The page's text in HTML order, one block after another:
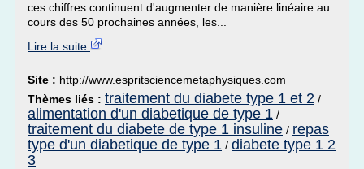
ces chiffres continuent d'augmenter de manière linéaire au
cours des 50 prochaines années, les...
Lire la suite
Site : http://www.espritsciencemetaphysiques.com
Thèmes liés : traitement du diabete type 1 et 2 /
alimentation d'un diabetique de type 1 /
traitement du diabete de type 1 insuline / repas
type d'un diabetique de type 1 / diabete type 1 2
3